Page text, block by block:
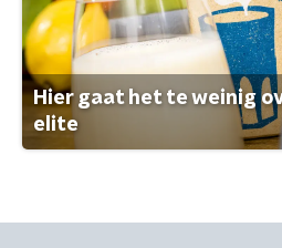
Hier gaat het te weinig
elite